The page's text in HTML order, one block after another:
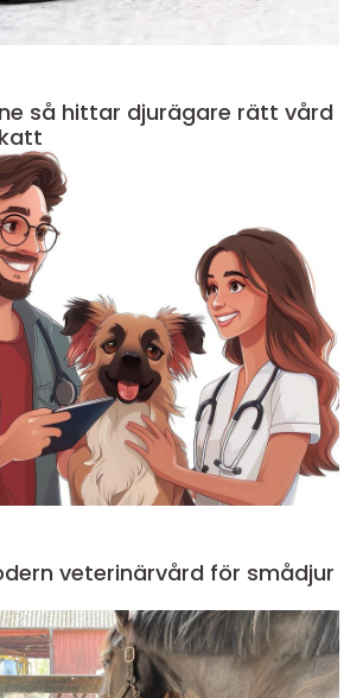
vård
veterinärvård för smådjur